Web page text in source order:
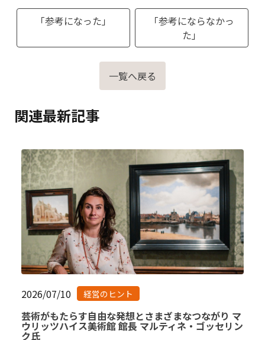
「参考になった」
「参考にならなかっ
た」
一覧へ戻る
関連最新記事
2026/07/10 経営のヒント
芸術がもたらす自由な発想とさまざまなつながり マ
ウリッツハイス美術館 館長 マルティネ・ゴッセリン
ク氏